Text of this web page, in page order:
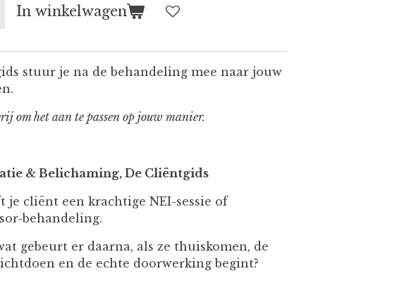
In winkelwagen
stuur je na de behandeling mee naar jouw
om het aan te passen op jouw manier.
& Belichaming, De Cliëntgids
je cliënt een krachtige NEI-sessie of
behandeling.
gebeurt er daarna, als ze thuiskomen, de
en de echte doorwerking begint?